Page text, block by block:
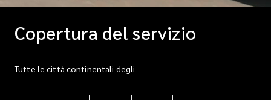
Copertura del servizio
Tutte le città continentali degli